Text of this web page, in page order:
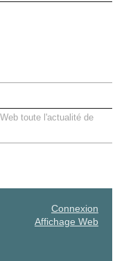
toute l'actualité de
Connexion
Affichage Web